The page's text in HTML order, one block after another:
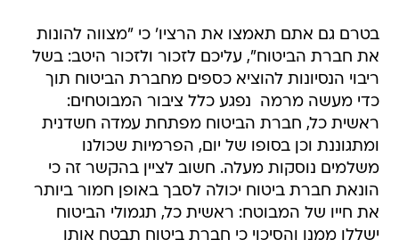
בטרם גם אתם תאמצו את הרציו' כי "מצווה להונות
את חברת הביטוח", עליכם לזכור ולזכור היטב: בשל
ריבוי הנסיונות להוציא כספים מחברת הביטוח תוך
כדי מעשה מרמה  נפגע כלל ציבור המבוטחים:
ראשית כל, חברת הביטוח מפתחת עמדה חשדנית
ומתגוננת וכן בסופו של יום, הפרמיות שכולנו
משלמים נוסקות מעלה. חשוב לציין בהקשר זה כי
הונאת חברת ביטוח יכולה לסבך באופן חמור ביותר
את חייו של המבוטח: ראשית כל, תגמולי הביטוח
ישללו ממנו והסיכוי כי חברת ביטוח תבטח אותו